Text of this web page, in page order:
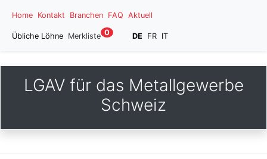
Home Kontakt Branchen FAQ Aktuell
Übliche Löhne Merkliste 0 DE FR IT
LGAV für das Metallgewerbe
Schweiz